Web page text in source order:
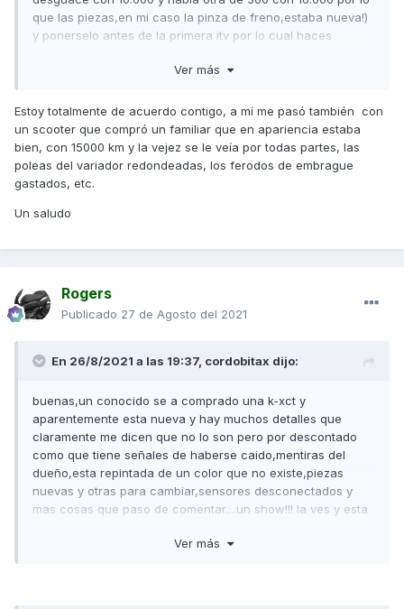
que las piezas,en mi caso la pinza de freno,estaba nueva!)
y ponerselo antes de la primera itv por lo cual haces
(que no se porque me da la impresion que es esta la
por software por si tienes que "casar" un cuadro nuevo o
le has puesto el motor nuevo etc....en el caso de mi coche
en un sitio se cambian los km del cuadro pero no de la
centralita por lo que visualmente cambias los km pero por
ordenador ves los reales pero creo que habia la posibilidad
recuerdo porque no es algo que haga ni valla a hacer por
tengo cable pero todo se andara,mas que nada por probar
que mienten porque lo se seguro....no puede ser que una
MAS gastadas que mi moto que tiene 68.000km y peor trato
por trabajo y por fuera toda pintada,hasta los plasticos
Ver más
Estoy totalmente de acuerdo contigo, a mí me pasó también con
un scooter que compró un familiar que en apariencia estaba
bien, con 15000 km y la vejez se le veía por todas partes, las
poleas del variador redondeadas, los ferodos de embrague
gastados, etc.
Un saludo
Rogers
Publicado 27 de Agosto del 2021
En 26/8/2021 a las 19:37, cordobitax dijo:
buenas,un conocido se a comprado una k-xct y
aparentemente esta nueva y hay muchos detalles que
claramente me dicen que no lo son pero por descontado
como que tiene señales de haberse caido,mentiras del
dueño,esta repintada de un color que no existe,piezas
nuevas y otras para cambiar,sensores desconectados y
mas cosas que paso de comentar....un show!!! la ves y esta
modelo sabes que no es asi ¿hay alguna manera de
Ver más